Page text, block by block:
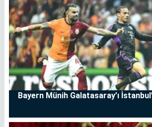
Bayern Münih Galatasaray’ı